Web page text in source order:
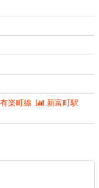
楽町線
新富町駅